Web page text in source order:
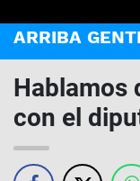
ARRIBA
Hablamos
con el